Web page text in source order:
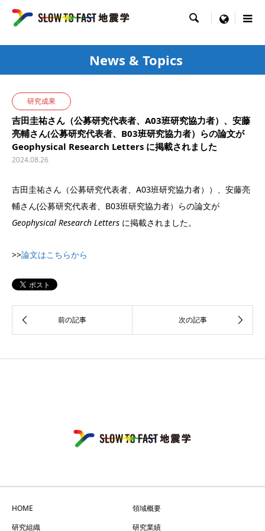
 menu
News & Topics
研究成果
吉田圭祐さん（公募研究代表者、A03班研究協力者）、安藤
亮輔さん(公募研究代表者、B03班研究協力者）らの論文が
Geophysical Research Letters に掲載されました
2024.08.26
吉田圭祐さん（公募研究代表者、A03班研究協力者））、安藤亮
輔さん(公募研究代表者、B03班研究協力者）らの論文が
Geophysical Research Letters に掲載されました。
>>論文はこちらから
HOME
領域概要
研究組織
研究業績